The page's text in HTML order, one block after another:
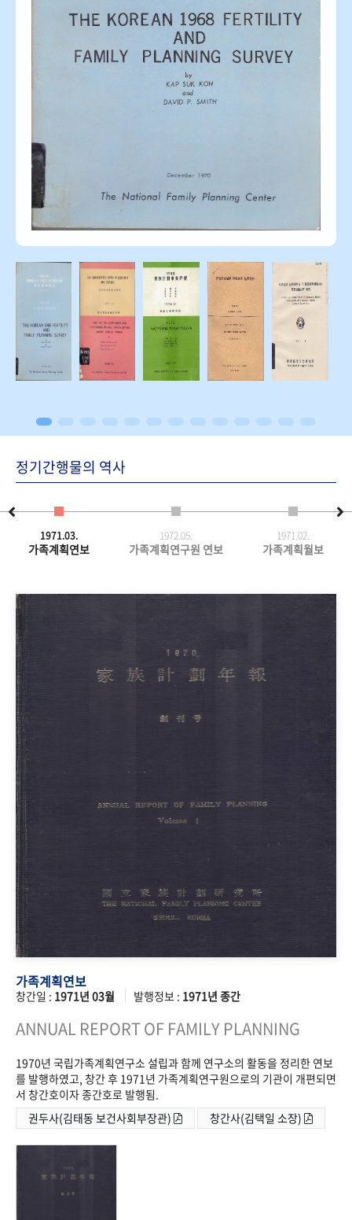
정기간행물의 역사
1971.03.
가족계획연보
1972.05.
가족계획연구원 연보
1971.02.
가족계획월보
가족계획연보
창간일 : 1971년 03월 발행정보 : 1971년 종간
ANNUAL REPORT OF FAMILY PLANNING
1970년 국립가족계획연구소 설립과 함께 연구소의 활동을 정리한 연보
를 발행하였고, 창간 후 1971년 가족계획연구원으로의 기관이 개편되면
서 창간호이자 종간호로 발행됨.
권두사(김태동 보건사회부장관)
창간사(김택일 소장)